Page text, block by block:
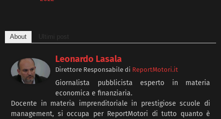
About Ultimi post
Leonardo Lasala
Direttore Responsabile di ReportMotori.it
Giornalista pubblicista esperto in materia
economica e finanziaria.
Docente in materia imprenditoriale in prestigiose scuole di
management, si occupa per ReportMotori di tutto quanto è